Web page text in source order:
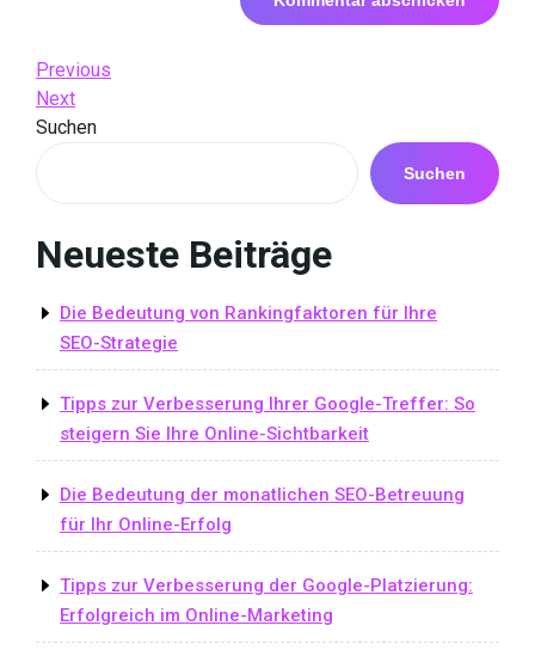
Beitrags-
Navigation
Previous
Post
Previous
Next
Post
Next
Suchen
Suchen
Neueste Beiträge
Die Bedeutung von Rankingfaktoren für Ihre
SEO-Strategie
Tipps zur Verbesserung Ihrer Google-Treffer: So
steigern Sie Ihre Online-Sichtbarkeit
Die Bedeutung der monatlichen SEO-Betreuung
für Ihr Online-Erfolg
Tipps zur Verbesserung der Google-Platzierung:
Erfolgreich im Online-Marketing